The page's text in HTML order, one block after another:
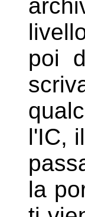
poi
l'IC,
la